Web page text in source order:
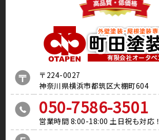
〒224-0027
神奈川県横浜市都筑区大棚町604
050-7586-3501
営業時間 8:00-18:00 土日祝も対応！